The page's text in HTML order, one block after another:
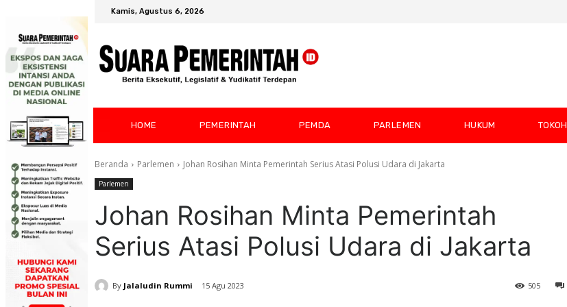
Kamis, Agustus 6, 2026
HOME PEMERINTAH PEMDA PARLEMEN HUKUM TOKOH
Beranda Parlemen Johan Rosihan Minta Pemerintah Serius Atasi Polusi Udara di Jakarta
Parlemen
Johan Rosihan Minta Pemerintah
Serius Atasi Polusi Udara di Jakarta
By Jalaludin Rummi 15 Agu 2023 505